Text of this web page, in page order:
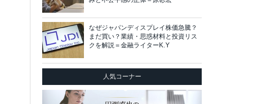
なぜジャパンディスプレイ株価急騰？
まだ買い？業績・思惑材料と投資リス
クを解説＝金融ライターK.Y
人気コーナー